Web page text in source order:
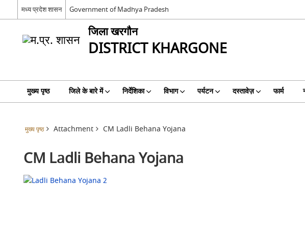
मध्य प्रदेश शासन Government of Madhya Pradesh
जिला खरगौन
DISTRICT KHARGONE
मुख्य पृष्ठ जिले के बारे में निर्देशिका विभाग पर्यटन दस्तावेज़ फार्म
मुख्य पृष्ठ Attachment CM Ladli Behana Yojana
CM Ladli Behana Yojana